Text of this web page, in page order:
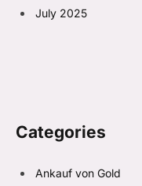
July 2025
Categories
Ankauf von Gold